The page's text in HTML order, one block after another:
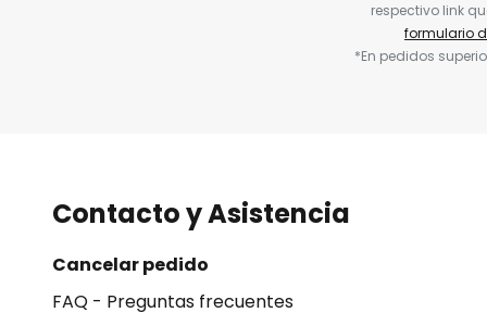
respectivo link
formulario
*En pedidos
Contacto y Asistencia
Cancelar pedido
FAQ - Preguntas frecuentes